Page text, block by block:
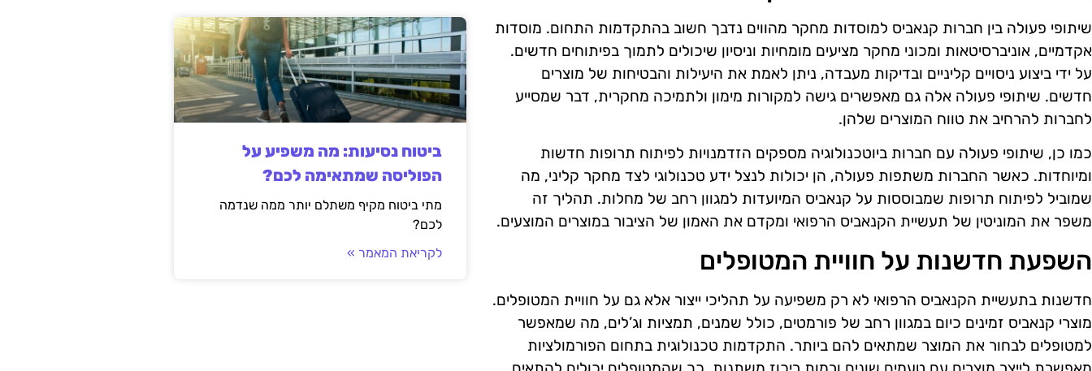
שיתופי פעולה בין חברות קנאביס למוסדות מחקר מהווים נדבך חשוב בהתקדמות התחום. מוסדות
אקדמיים, אוניברסיטאות ומכוני מחקר מציעים מומחיות וניסיון שיכולים לתמוך בפיתוחים חדשים.
על ידי ביצוע ניסויים קליניים ובדיקות מעבדה, ניתן לאמת את היעילות והבטיחות של מוצרים
חדשים. שיתופי פעולה אלה גם מאפשרים גישה למקורות מימון ולתמיכה מחקרית, דבר שמסייע
לחברות להרחיב את טווח המוצרים שלהן.
כמו כן, שיתופי פעולה עם חברות ביוטכנולוגיה מספקים הזדמנויות לפיתוח תרופות חדשות
ומיוחדות. כאשר החברות משתפות פעולה, הן יכולות לנצל ידע טכנולוגי לצד מחקר קליני, מה
שמוביל לפיתוח תרופות שמבוססות על קנאביס המיועדות למגוון רחב של מחלות. תהליך זה
משפר את המוניטין של תעשיית הקנאביס הרפואי ומקדם את האמון של הציבור במוצרים המוצעים.
השפעת חדשנות על חוויית המטופלים
חדשנות בתעשיית הקנאביס הרפואי לא רק משפיעה על תהליכי ייצור אלא גם על חוויית המטופלים.
מוצרי קנאביס זמינים כיום במגוון רחב של פורמטים, כולל שמנים, תמציות וג’לים, מה שמאפשר
למטופלים לבחור את המוצר שמתאים להם ביותר. התקדמות טכנולוגית בתחום הפורמולציות
ביטוח נסיעות: מה משפיע על
הפוליסה שמתאימה לכם?
מתי ביטוח מקיף משתלם יותר ממה שנדמה
לכם?
לקריאת המאמר »